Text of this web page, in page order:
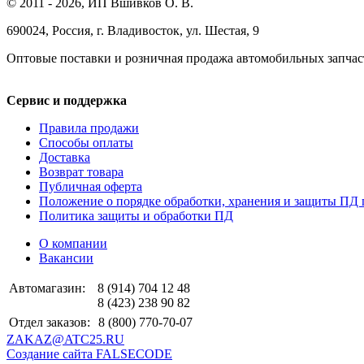
© 2011 - 2026, ИП Вшивков О. В.
690024, Россия, г. Владивосток, ул. Шестая, 9
Оптовые поставки и розничная продажа автомобильных
Сервис и поддержка
Правила продажи
Способы оплаты
Доставка
Возврат товара
Публичная оферта
Положение о порядке обработки, хранения и защиты ПД
Политика защиты и обработки ПД
О компании
Вакансии
Автомагазин:
8 (914) 704 12 48
8 (423) 238 90 82
Отдел заказов:
8 (800) 770-70-07
ZAKAZ@ATC25.RU
Создание сайта FALSECODE